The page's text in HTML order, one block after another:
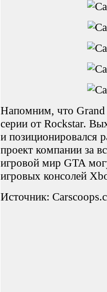
Напомним, что Grand
серии от Rockstar.
и позиционировался
проект компании за
игровой мир GTA
игровых консолей
Источник: